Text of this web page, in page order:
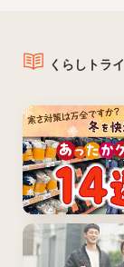
くらしトライ